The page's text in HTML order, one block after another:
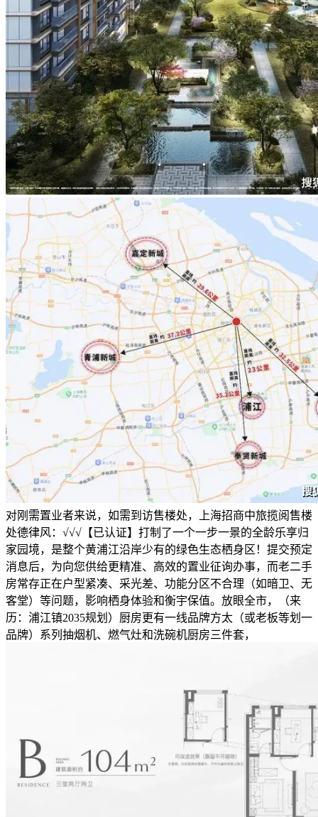
对刚需置业者来说，如需到访售楼处，上海招商中旅揽阅售楼
处德律风：√√√【已认证】打制了一个一步一景的全龄乐享归
家园境，是整个黄浦江沿岸少有的绿色生态栖身区！提交预定
消息后，为向您供给更精准、高效的置业征询办事，而老二手
房常存正在户型紧凑、采光差、功能分区不合理（如暗卫、无
客堂）等问题，影响栖身体验和衡宇保值。放眼全市，（来
历：浦江镇2035规划）厨房更有一线品牌方太（或老板等划一
品牌）系列抽烟机、燃气灶和洗碗机厨房三件套，